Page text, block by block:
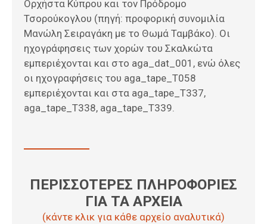
Ορχήστα Κύπρου και τον Πρόδρομο
Τσορούκογλου (πηγή: προφορική συνομιλία
Μανώλη Σειραγάκη με το Θωμά Ταμβάκο). Οι
ηχογράφησεις των χορών του Σκαλκώτα
εμπεριέχονται και στο aga_dat_001, ενώ όλες
οι ηχογραφήσεις του aga_tape_T058
εμπεριέχονται και στα aga_tape_T337,
aga_tape_T338, aga_tape_T339.
ΠΕΡΙΣΣΟΤΕΡΕΣ ΠΛΗΡΟΦΟΡΙΕΣ
ΓΙΑ ΤΑ ΑΡΧΕΙΑ
(κάντε κλικ για κάθε αρχείο αναλυτικά)